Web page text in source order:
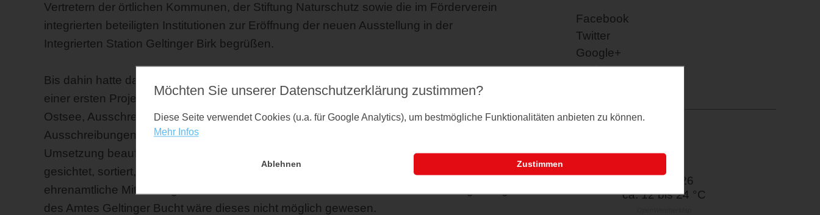
Vertretern der örtlichen Kommunen, der Stiftung Naturschutz sowie die im Förderverein
integrierten beteiligten Institutionen zur Eröffnung der neuen Ausstellung in der
Integrierten Station Geltinger Birk begrüßen.
Bis dahin hatte das Projekt unzählige Hürden zu nehmen. Von den ersten losen Ideen,
einer ersten Projektskizze, über Anträge an BINGO-Lotto und der Aktiv Region Schlei-
Ostsee, Ausschreibungsprozedere war es ein weiter Weg. Nach den erfolgten
Ausschreibungen konnte dann das Designbüro Marion Jahnke aus Plön für die
Umsetzung beauftragt werden. Unzähliges Datenmaterial und Exponate mussten
gesichtet, sortiert, eingeordnet und in Text- und Bildform gebracht werden. Ohne die
ehrenamtliche Mitwirkung, den Fachkenntnissen von Profi`s und die fachliche Begleitung
des Amtes Geltinger Bucht wäre dieses nicht möglich gewesen.
Facebook
Twitter
Google+
XING
08.08.2026
ca. 12 bis 24 °C
Möchten Sie unserer Datenschutz­erklärung zustimmen?
Diese Seite verwendet Cookies (u.a. für Google Analytics), um bestmögliche Funktionalitäten anbieten zu können.
Mehr Infos
Ablehnen Zustimmen